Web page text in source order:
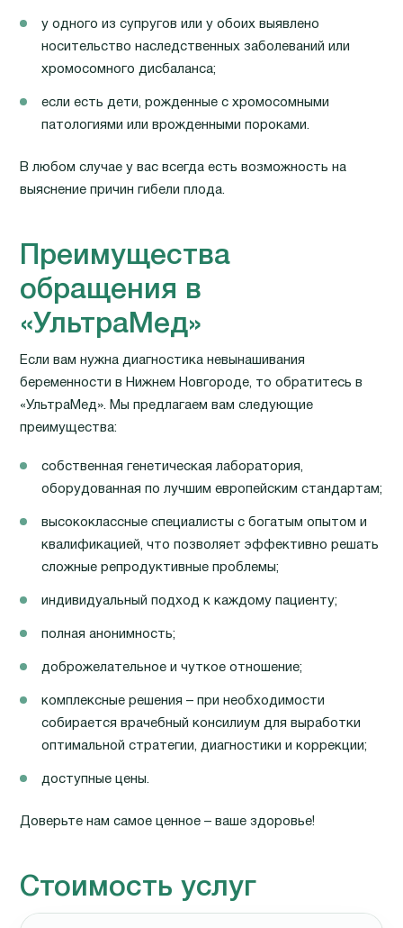
у одного из супругов или у обоих выявлено
носительство наследственных заболеваний или
хромосомного дисбаланса;
если есть дети, рожденные с хромосомными
патологиями или врожденными пороками.
В любом случае у вас всегда есть возможность на
выяснение причин гибели плода.
Преимущества
обращения в
«УльтраМед»
Если вам нужна диагностика невынашивания
беременности в Нижнем Новгороде, то обратитесь в
«УльтраМед». Мы предлагаем вам следующие
преимущества:
собственная генетическая лаборатория,
оборудованная по лучшим европейским стандартам;
высококлассные специалисты с богатым опытом и
квалификацией, что позволяет эффективно решать
сложные репродуктивные проблемы;
индивидуальный подход к каждому пациенту;
полная анонимность;
доброжелательное и чуткое отношение;
комплексные решения – при необходимости
собирается врачебный консилиум для выработки
оптимальной стратегии, диагностики и коррекции;
доступные цены.
Доверьте нам самое ценное – ваше здоровье!
Стоимость услуг